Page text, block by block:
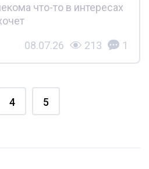
что-то в интересах
08.07.26 213 1
4 5